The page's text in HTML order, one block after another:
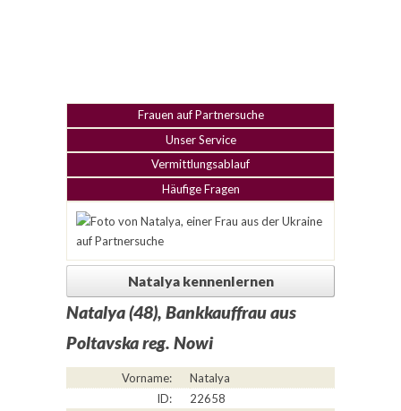
Frauen auf Partnersuche
Unser Service
Vermittlungsablauf
Häufige Fragen
Natalya kennenlernen
Natalya (48), Bankkauffrau aus
Poltavska reg. Nowi
Vorname:
Natalya
ID:
22658